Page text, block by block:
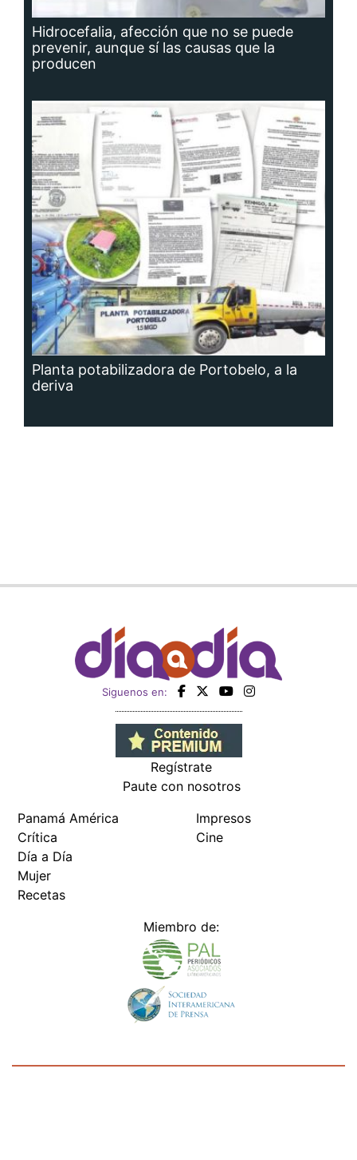
Hidrocefalia, afección que no se puede
prevenir, aunque sí las causas que la
producen
Planta potabilizadora de Portobelo, a la
deriva
Siguenos en:
Regístrate
Paute con nosotros
Panamá América
Crítica
Día a Día
Mujer
Recetas
Impresos
Cine
Miembro de: